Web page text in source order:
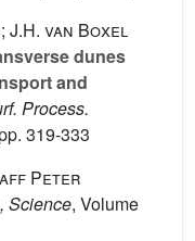
J.H. van Boxel
dunes
and
Process.
319-333
Peter
, Science, Volume